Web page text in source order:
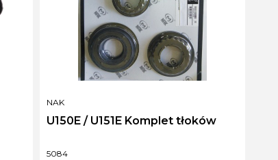
Kod produktu
5084
U150E / U151E Komplet tłoków
PRODUCENT
NAK